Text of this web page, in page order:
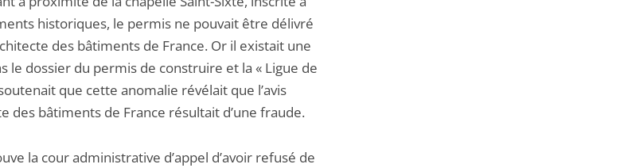
historiques, le permis ne pouvait être délivré
des bâtiments de France. Or il existait une
le dossier du permis de construire et la « Ligue de
que cette anomalie révélait que l’avis
des bâtiments de France résultait d’une fraude.
la cour administrative d’appel d’avoir refusé de